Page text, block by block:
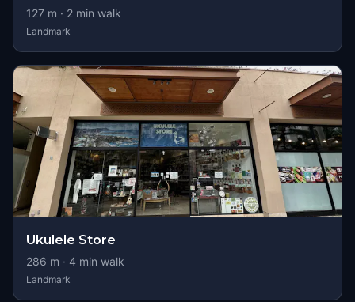
127 m · 2 min walk
Landmark
Ukulele Store
286 m · 4 min walk
Landmark